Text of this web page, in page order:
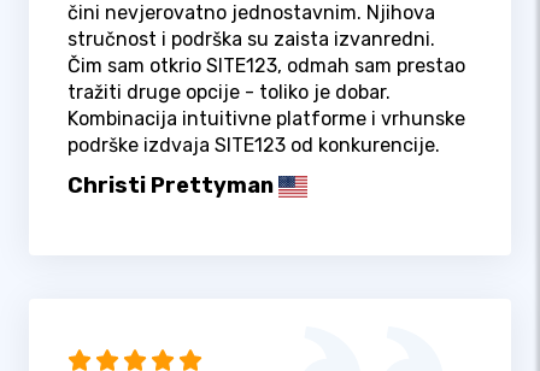
čini nevjerovatno jednostavnim. Njihova
stručnost i podrška su zaista izvanredni.
Čim sam otkrio SITE123, odmah sam prestao
tražiti druge opcije - toliko je dobar.
Kombinacija intuitivne platforme i vrhunske
podrške izdvaja SITE123 od konkurencije.
Christi Prettyman